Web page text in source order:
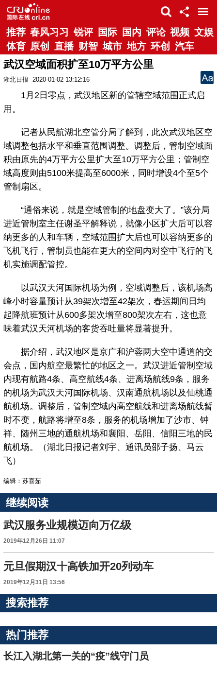
推荐 春风习习 锐评 国际 国内 评论 视频 文娱
体育 原创 直播 财智 城市 地方 环创 汽车
武汉空域面积扩至10万平方公里
湖北日报 2020-01-02 13:12:16
1月2日零点，武汉地区新的管辖空域范围正式启
用。
记者从民航湖北空管分局了解到，此次武汉地区空
域调整包括水平和垂直范围调整。调整后，管制空域面
积由原先的4万平方公里扩大至10万平方公里；管制空
域高度则由5100米提高至6000米，同时增设4个至5个
管制扇区。
“通俗来说，就是空域管制的地盘变大了。”该分局
进近管制室主任谢圣平解释说，就像小区扩大后可以容
纳更多的人和车辆，空域范围扩大后也可以容纳更多的
飞机飞行，管制员也能在更大的空间内对空中飞行的飞
机实施调配管控。
以武汉天河国际机场为例，空域调整后，该机场高
峰小时容量预计从39架次增至42架次，春运期间日均
起降航班预计从600多架次增至800架次左右，这也意
味着武汉天河机场的客货吞吐量将显著提升。
据介绍，武汉地区是京广和沪蓉两大空中通道的交
会点，国内航空最繁忙的地区之一。武汉进近管制空域
内现有航路4条、高空航线4条、进离场航线9条，服务
的机场为武汉天河国际机场、汉南通航机场以及仙桃通
航机场。调整后，管制空域内高空航线和进离场航线暂
时不变，航路将增至8条，服务的机场增加了沙市、钟
祥、随州三地的通航机场和襄阳、岳阳、信阳三地的民
航机场。（湖北日报记者刘宇、通讯员邵子扬、马云
飞）
编辑：苏喜茹
继续阅读
武汉服务业规模迈向万亿级
2019年12月26日 11:07
元旦假期汉十高铁加开20列动车
2019年12月31日 13:56
搜索推荐
热门推荐
长江入湖北第一关的“疫”线守门员